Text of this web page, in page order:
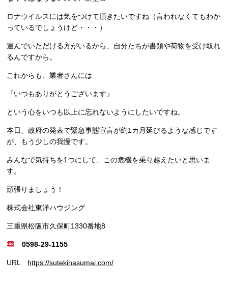
ロナウイルスには気をつけて頂きたいですね（言われなくてもわか
っているでしょうけど・・・）
運んでいただける方がいるから、自分たちが書類や荷物を受け取れ
るんですから。
これからも、業者さんには
『いつもありがとうございます』
という心をいつも以上に忘れないようにしたいですね。
本日、政府の発表で緊急事態宣言が約1カ月延びるような感じです
が、もう少しの我慢です。
みんなで気持ちを1つにして、この危機を乗り越えたいと思いま
す。
頑張りましょう！
株式会社東洋ハウジング
三重県松阪市久保町1330番地8
0598-29-1155
URL https://sutekinasumai.com/